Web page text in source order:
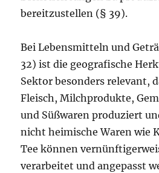
bereitzustellen (§ 39).
Bei Lebensmitteln und
32) ist die geografische
Sektor besonders relevant,
Fleisch, Milchprodukte,
und Süßwaren produziert
nicht heimische Waren wie
Tee können
verarbeitet und angepasst